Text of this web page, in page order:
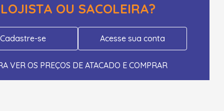
LOJISTA OU SACOLEIRA?
Cadastre-se Acesse sua conta
VER OS PREÇOS DE ATACADO E COMPRAR